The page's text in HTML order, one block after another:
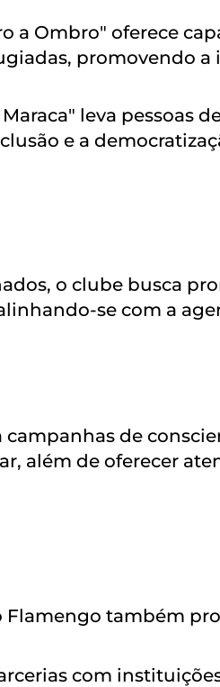
a Ombro" oferece
promovendo a
leva pessoas
e a
o clube busca
se com a
campanhas de
além de oferecer
Flamengo também
com